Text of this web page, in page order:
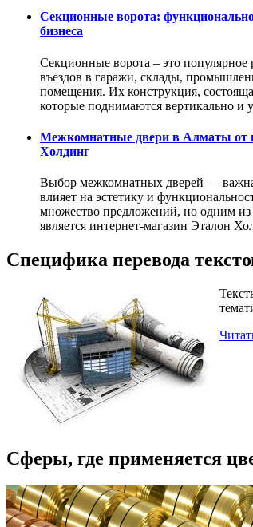
Секционные ворота:
бизнеса
Секционные ворота – это популярное
въездов в гаражи, склады,
помещения. Их конструкция,
которые поднимаются вертикально и
Межкомнатные двери в Алматы от
Холдинг
Выбор межкомнатных дверей —
влияет на эстетику и
множество предложений, но одним
является интернет-магазин Эталон
Специфика перевода
Сферы, где применяется